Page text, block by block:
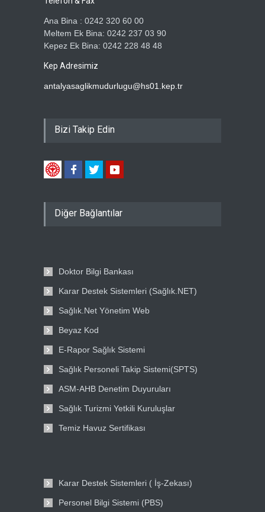
Ana Bina : 0242 320 60 00
Meltem Ek Bina: 0242 237 03 90
Kepez Ek Bina: 0242 228 48 48
Kep Adresimiz
antalyasaglikmudurlugu@hs01.kep.tr
Bizi Takip Edin
Diğer Bağlantılar
Doktor Bilgi Bankası
Karar Destek Sistemleri (Sağlık.NET)
Sağlık.Net Yönetim Web
Beyaz Kod
E-Rapor Sağlık Sistemi
Sağlık Personeli Takip Sistemi(SPTS)
ASM-AHB Denetim Duyuruları
Sağlık Turizmi Yetkili Kuruluşlar
Temiz Havuz Sertifikası
Karar Destek Sistemleri ( İş-Zekası)
Personel Bilgi Sistemi (PBS)